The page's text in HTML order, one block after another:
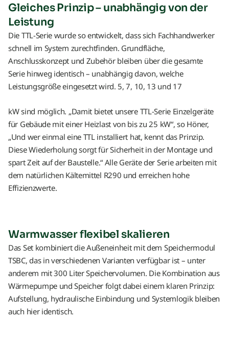
Gleiches Prinzip – unabhängig von der
Leistung
Die TTL-Serie wurde so entwickelt, dass sich Fachhandwerker
schnell im System zurechtfinden. Grundfläche,
Anschlusskonzept und Zubehör bleiben über die gesamte
Serie hinweg identisch – unabhängig davon, welche
Leistungsgröße eingesetzt wird. 5, 7, 10, 13 und 17
kW sind möglich. „Damit bietet unsere TTL-Serie Einzelgeräte
für Gebäude mit einer Heizlast von bis zu 25 kW“, so Höner,
„Und wer einmal eine TTL installiert hat, kennt das Prinzip.
Diese Wiederholung sorgt für Sicherheit in der Montage und
spart Zeit auf der Baustelle.“ Alle Geräte der Serie arbeiten mit
dem natürlichen Kältemittel R290 und erreichen hohe
Effizienzwerte.
Warmwasser flexibel skalieren
Das Set kombiniert die Außeneinheit mit dem Speichermodul
TSBC, das in verschiedenen Varianten verfügbar ist – unter
anderem mit 300 Liter Speichervolumen. Die Kombination aus
Wärmepumpe und Speicher folgt dabei einem klaren Prinzip:
Aufstellung, hydraulische Einbindung und Systemlogik bleiben
auch hier identisch.